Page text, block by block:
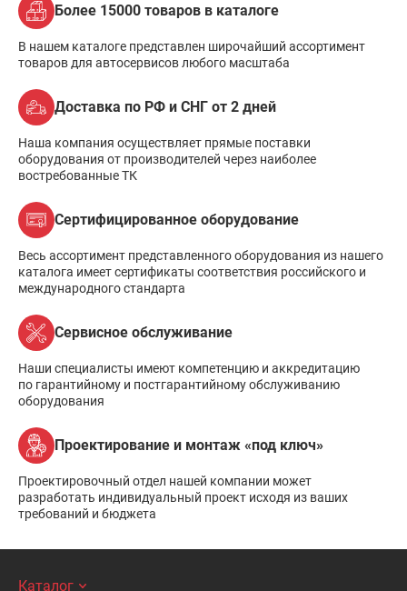
Более 15000 товаров в каталоге
В нашем каталоге представлен широчайший ассортимент
товаров для автосервисов любого масштаба
Доставка по РФ и СНГ от 2 дней
Наша компания осуществляет прямые поставки
оборудования от производителей через наиболее
востребованные ТК
Сертифицированное оборудование
Весь ассортимент представленного оборудования из нашего
каталога имеет сертификаты соответствия российского и
международного стандарта
Сервисное обслуживание
Наши специалисты имеют компетенцию и аккредитацию
по гарантийному и постгарантийному обслуживанию
оборудования
Проектирование и монтаж «под ключ»
Проектировочный отдел нашей компании может
разработать индивидуальный проект исходя из ваших
требований и бюджета
Каталог